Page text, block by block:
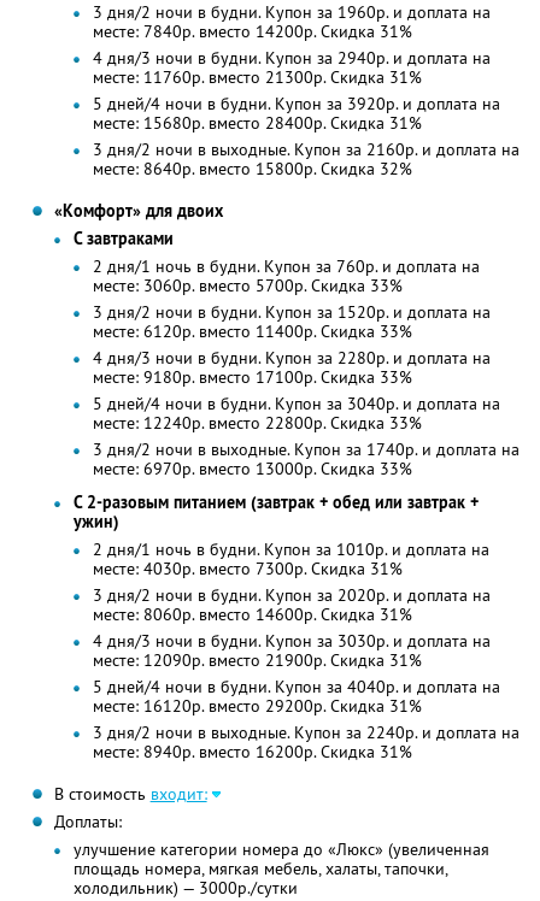
3 дня/2 ночи в будни. Купон за 1960р. и доплата на
месте: 7840р. вместо 14200р. Скидка 31%
4 дня/3 ночи в будни. Купон за 2940р. и доплата на
месте: 11760р. вместо 21300р. Скидка 31%
5 дней/4 ночи в будни. Купон за 3920р. и доплата на
месте: 15680р. вместо 28400р. Скидка 31%
3 дня/2 ночи в выходные. Купон за 2160р. и доплата на
месте: 8640р. вместо 15800р. Скидка 32%
«Комфорт» для двоих
С завтраками
2 дня/1 ночь в будни. Купон за 760р. и доплата на
месте: 3060р. вместо 5700р. Скидка 33%
3 дня/2 ночи в будни. Купон за 1520р. и доплата на
месте: 6120р. вместо 11400р. Скидка 33%
4 дня/3 ночи в будни. Купон за 2280р. и доплата на
месте: 9180р. вместо 17100р. Скидка 33%
5 дней/4 ночи в будни. Купон за 3040р. и доплата на
месте: 12240р. вместо 22800р. Скидка 33%
3 дня/2 ночи в выходные. Купон за 1740р. и доплата на
месте: 6970р. вместо 13000р. Скидка 33%
С 2-разовым питанием (завтрак + обед или завтрак +
ужин)
2 дня/1 ночь в будни. Купон за 1010р. и доплата на
месте: 4030р. вместо 7300р. Скидка 31%
3 дня/2 ночи в будни. Купон за 2020р. и доплата на
месте: 8060р. вместо 14600р. Скидка 31%
4 дня/3 ночи в будни. Купон за 3030р. и доплата на
месте: 12090р. вместо 21900р. Скидка 31%
5 дней/4 ночи в будни. Купон за 4040р. и доплата на
месте: 16120р. вместо 29200р. Скидка 31%
3 дня/2 ночи в выходные. Купон за 2240р. и доплата на
месте: 8940р. вместо 16200р. Скидка 31%
В стоимость входит:
Доплаты:
улучшение категории номера до «Люкс» (увеличенная
площадь номера, мягкая мебель, халаты, тапочки,
холодильник) — 3000р./сутки